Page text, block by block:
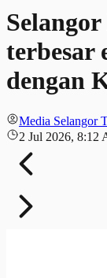
terbesar
dengan
Media Selangor
2 Jul 2026, 8:12